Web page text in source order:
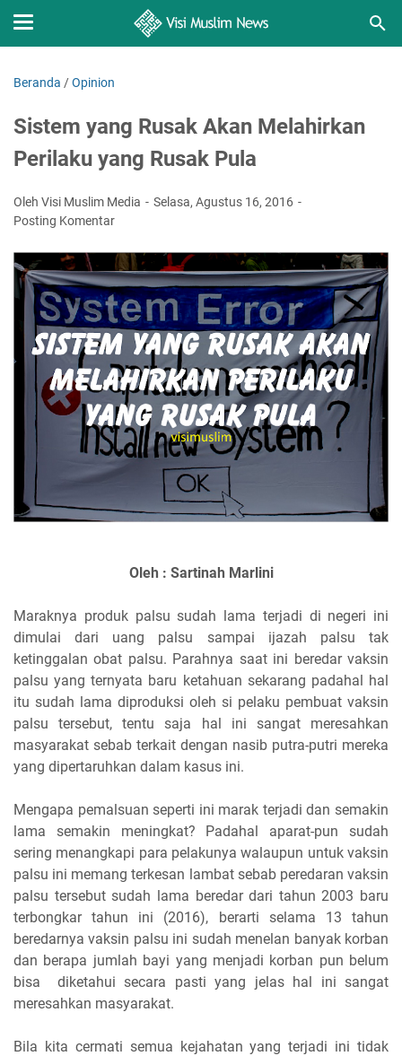
Beranda /Opinion
Sistem yang Rusak Akan Melahirkan
Perilaku yang Rusak Pula
Oleh Visi Muslim Media
Selasa, Agustus 16, 2016
Posting Komentar
Oleh : Sartinah Marlini
Maraknya produk palsu sudah lama terjadi di negeri ini
dimulai dari uang palsu sampai ijazah palsu tak
ketinggalan obat palsu. Parahnya saat ini beredar vaksin
palsu yang ternyata baru ketahuan sekarang padahal hal
itu sudah lama diproduksi oleh si pelaku pembuat vaksin
palsu tersebut, tentu saja hal ini sangat meresahkan
masyarakat sebab terkait dengan nasib putra-putri mereka
yang dipertaruhkan dalam kasus ini.
Mengapa pemalsuan seperti ini marak terjadi dan semakin
lama semakin meningkat? Padahal aparat-pun sudah
sering menangkapi para pelakunya walaupun untuk vaksin
palsu ini memang terkesan lambat sebab peredaran vaksin
palsu tersebut sudah lama beredar dari tahun 2003 baru
terbongkar tahun ini (2016), berarti selama 13 tahun
beredarnya vaksin palsu ini sudah menelan banyak korban
dan berapa jumlah bayi yang menjadi korban pun belum
bisa diketahui secara pasti yang jelas hal ini sangat
meresahkan masyarakat.
Bila kita cermati semua kejahatan yang terjadi ini tidak